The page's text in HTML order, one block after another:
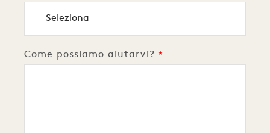
Come possiamo aiutarvi?